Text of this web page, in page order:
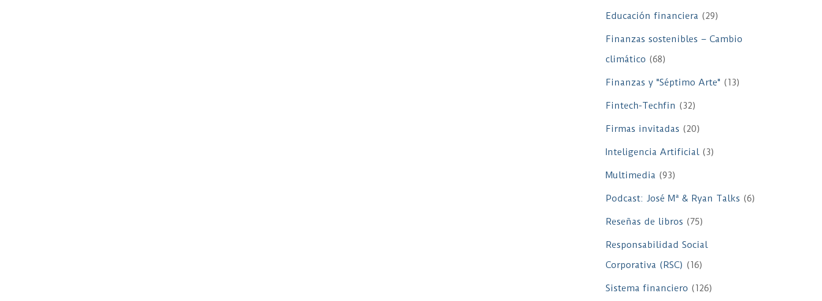
Educación financiera (29)
Finanzas sostenibles – Cambio
climático (68)
Finanzas y "Séptimo Arte" (13)
Fintech-Techfin (32)
Firmas invitadas (20)
Inteligencia Artificial(3)
Multimedia (93)
Podcast: José Mª & Ryan Talks (6)
Reseñas de libros (75)
Responsabilidad Social
Corporativa (RSC) (16)
Sistema financiero (126)